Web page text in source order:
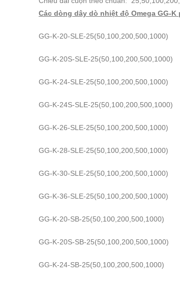
Các dòng dây dò nhiệt độ Omega GG-K
GG-K-20-SLE-25(50,100,200,500,1000)
GG-K-20S-SLE-25(50,100,200,500,1000)
GG-K-24-SLE-25(50,100,200,500,1000)
GG-K-24S-SLE-25(50,100,200,500,1000)
GG-K-26-SLE-25(50,100,200,500,1000)
GG-K-28-SLE-25(50,100,200,500,1000)
GG-K-30-SLE-25(50,100,200,500,1000)
GG-K-36-SLE-25(50,100,200,500,1000)
GG-K-20-SB-25(50,100,200,500,1000)
GG-K-20S-SB-25(50,100,200,500,1000)
GG-K-24-SB-25(50,100,200,500,1000)